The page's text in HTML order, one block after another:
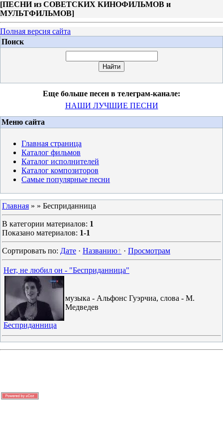
[ПЕСНИ из СОВЕТСКИХ КИНОФИЛЬМОВ и
МУЛЬТФИЛЬМОВ]
Полная версия сайта
Поиск
Еще больше песен в телеграм-канале:
НАШИ ЛУЧШИЕ ПЕСНИ
Меню сайта
Главная страница
Каталог фильмов
Каталог исполнителей
Каталог композиторов
Самые популярные песни
Главная » » Бесприданница
В категории материалов: 1
Показано материалов: 1-1
Сортировать по: Дате · Названию · Просмотрам
Нет, не любил он - "Бесприданница"
музыка - Альфонс Гуэрчиа, слова - М.
Медведев
Бесприданница